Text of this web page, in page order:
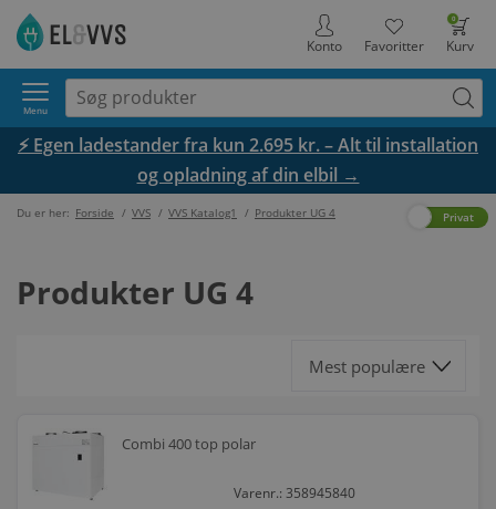
0
Kurv
Favoritter
Konto
Menu
⚡ Egen ladestander fra kun 2.695 kr. – Alt til installation
og opladning af din elbil →
Du er her: Forside / VVS / VVS Katalog1 / Produkter UG 4 Privat
Produkter UG 4
Combi 400 top polar
Varenr.: 358945840